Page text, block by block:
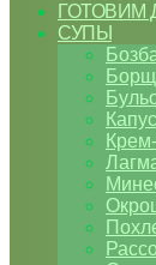
ГОТОВИМ
СУПЫ
Борщ